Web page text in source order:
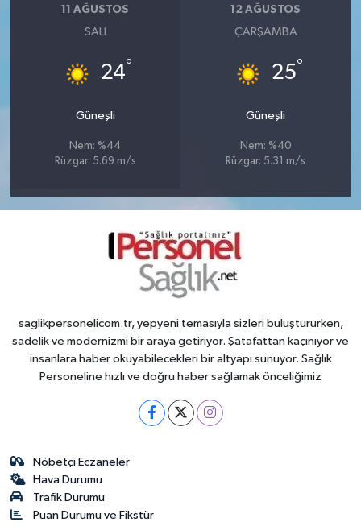
11 AĞUSTOS
SALI
24°
Güneşli
Nem: %44
Rüzgar: 5.69 m/s
12 AĞUSTOS
ÇARŞAMBA
25°
Güneşli
Nem: %40
Rüzgar: 5.31 m/s
saglikpersonelicom.tr, yepyeni temasıyla sizleri buluştururken,
sadelik ve modernizmi bir araya getiriyor. Şatafattan kaçınıyor ve
insanlara haber okuyabilecekleri bir altyapı sunuyor. Sağlık
Personeline hızlı ve doğru haber sağlamak önceliğimiz
Nöbetçi Eczaneler
Hava Durumu
Trafik Durumu
Puan Durumu ve Fikstür